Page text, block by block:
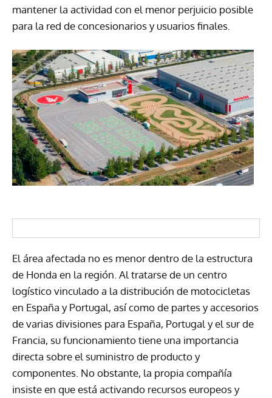
mantener la actividad con el menor perjuicio posible
para la red de concesionarios y usuarios finales.
El área afectada no es menor dentro de la estructura
de Honda en la región. Al tratarse de un centro
logístico vinculado a la distribución de motocicletas
en España y Portugal, así como de partes y accesorios
de varias divisiones para España, Portugal y el sur de
Francia, su funcionamiento tiene una importancia
directa sobre el suministro de producto y
componentes. No obstante, la propia compañía
insiste en que está activando recursos europeos y